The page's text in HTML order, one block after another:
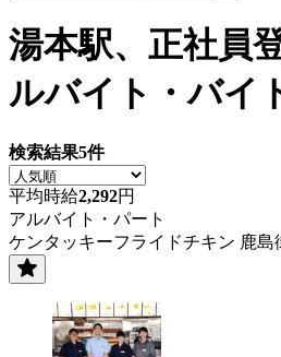
湯本駅、正社員
ルバイト・バイ
検索結果5件
平均時給2,292円
アルバイト・パート
ケンタッキーフライドチキン 鹿島